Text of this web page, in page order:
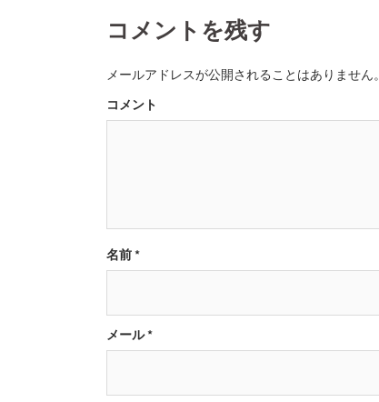
コメントを残す
メールアドレスが公開されることはありません。
コメント
名前*
メール*